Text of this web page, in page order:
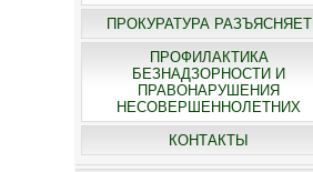
ПРОКУРАТУРА РАЗЪЯСНЯЕТ
ПРОФИЛАКТИКА
БЕЗНАДЗОРНОСТИ И
ПРАВОНАРУШЕНИЯ
НЕСОВЕРШЕННОЛЕТНИХ
КОНТАКТЫ